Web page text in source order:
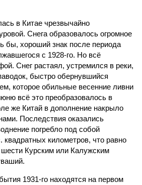
в Китае чрезвычайно
Снега образовалось огромное
бы, хороший знак после периода
с 1928-го. Но всё
Снег растаял, устремился в реки,
быстро обернувшийся
которое обильные весенние ливни
всё это преобразовалось в
же Китай в дополнение накрыло
Последствия оказались
погребло под собой
квадратных километров, что равно
Курским или Калужским
1931-го находятся на первом